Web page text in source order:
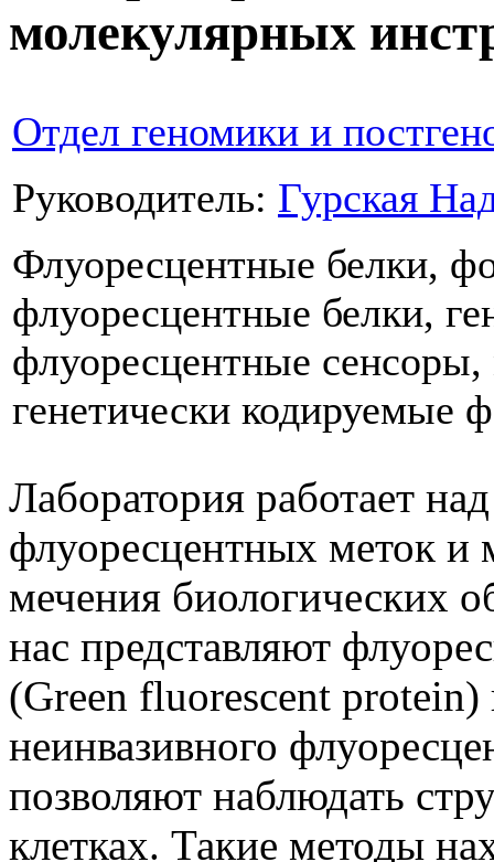
молекулярных
Отдел геномики и
Руководитель: Гурская
Флуоресцентные белки,
флуоресцентные белки,
флуоресцентные
генетически кодируемые
Лаборатория работает
флуоресцентных меток и
мечения биологических
нас представляют
(Green fluorescent
неинвазивного
позволяют наблюдать
клетках. Такие методы